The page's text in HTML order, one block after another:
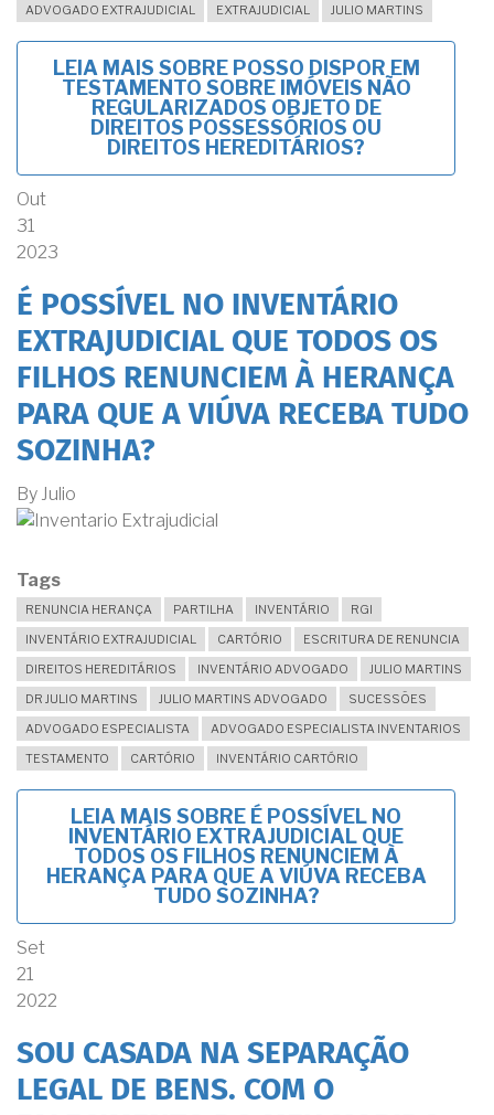
ADVOGADO EXTRAJUDICIAL
EXTRAJUDICIAL JULIO MARTINS
LEIA MAIS SOBRE POSSO DISPOR EM
TESTAMENTO SOBRE IMÓVEIS NÃO
REGULARIZADOS OBJETO DE
DIREITOS POSSESSÓRIOS OU
DIREITOS HEREDITÁRIOS?
Out
31
2023
É POSSÍVEL NO INVENTÁRIO
EXTRAJUDICIAL QUE TODOS OS
FILHOS RENUNCIEM À HERANÇA
PARA QUE A VIÚVA RECEBA TUDO
SOZINHA?
By Julio
Tags
RENUNCIA HERANÇA PARTILHA INVENTÁRIO
RGI
INVENTÁRIO EXTRAJUDICIAL
CARTÓRIO
ESCRITURA DE RENUNCIA
DIREITOS HEREDITÁRIOS
INVENTÁRIO ADVOGADO
JULIO MARTINS
DR JULIO MARTINS
JULIO MARTINS ADVOGADO
SUCESSÕES
ADVOGADO ESPECIALISTA
ADVOGADO ESPECIALISTA INVENTARIOS
TESTAMENTO
CARTÓRIO INVENTÁRIO CARTÓRIO
LEIA MAIS SOBRE É POSSÍVEL NO
INVENTÁRIO EXTRAJUDICIAL QUE
TODOS OS FILHOS RENUNCIEM À
HERANÇA PARA QUE A VIÚVA RECEBA
TUDO SOZINHA?
Set
21
2022
SOU CASADA NA SEPARAÇÃO
LEGAL DE BENS. COM O